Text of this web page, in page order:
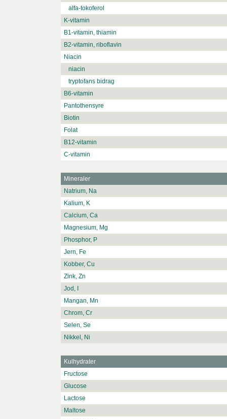
alfa-tokoferol
K-vitamin
B1-vitamin, thiamin
B2-vitamin, riboflavin
Niacin
niacin
tryptofans bidrag
B6-vitamin
Pantothensyre
Biotin
Folat
B12-vitamin
C-vitamin
Mineraler
Natrium, Na
Kalium, K
Calcium, Ca
Magnesium, Mg
Phosphor, P
Jern, Fe
Kobber, Cu
Zink, Zn
Jod, I
Mangan, Mn
Chrom, Cr
Selen, Se
Nikkel, Ni
Kulhydrater
Fructose
Glucose
Lactose
Maltose